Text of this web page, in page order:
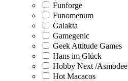
Funforge
Funomenum
Galakta
Gamegenic
Geek Attitude Games
Hans im Glück
Hobby Next /Asmodee
Hot Macacos